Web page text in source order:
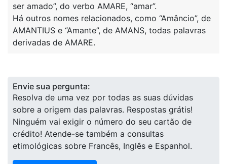
ser amado”, do verbo AMARE, “amar”.
Há outros nomes relacionados, como “Amâncio”, de
AMANTIUS e “Amante”, de AMANS, todas palavras
derivadas de AMARE.
Envie sua pergunta:
Resolva de uma vez por todas as suas dúvidas
sobre a origem das palavras. Respostas grátis!
Ninguém vai exigir o número do seu cartão de
crédito! Atende-se também a consultas
etimológicas sobre Francês, Inglês e Espanhol.